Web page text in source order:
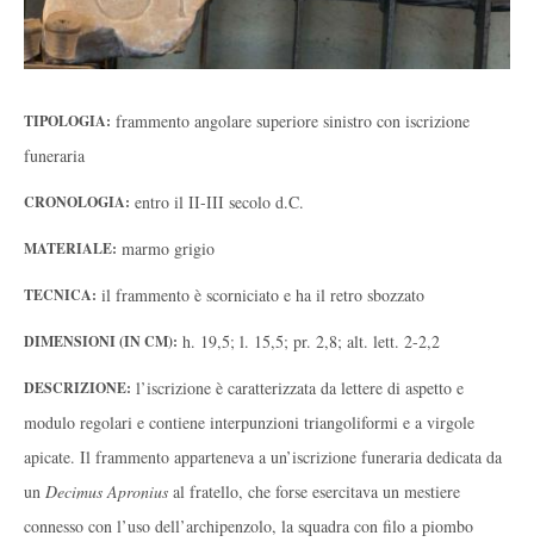
TIPOLOGIA: frammento angolare superiore sinistro con iscrizione
funeraria
CRONOLOGIA: entro il II-III secolo d.C.
MATERIALE: marmo grigio
TECNICA: il frammento è scorniciato e ha il retro sbozzato
DIMENSIONI (IN CM): h. 19,5; l. 15,5; pr. 2,8; alt. lett. 2-2,2
DESCRIZIONE: l’iscrizione è caratterizzata da lettere di aspetto e
modulo regolari e contiene interpunzioni triangoliformi e a virgole
apicate. Il frammento apparteneva a un’iscrizione funeraria dedicata da
un Decimus Apronius al fratello, che forse esercitava un mestiere
connesso con l’uso dell’archipenzolo, la squadra con filo a piombo